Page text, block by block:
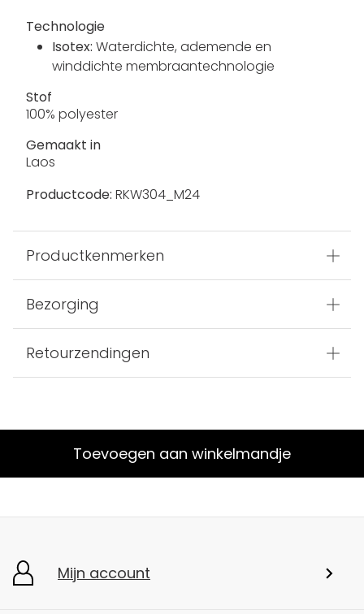
Technologie
Isotex: Waterdichte, ademende en
winddichte membraantechnologie
Stof
100% polyester
Gemaakt in
Laos
Productcode: RKW304_M24
Productkenmerken
Bezorging
Retourzendingen
Toevoegen aan winkelmandje
Mijn account